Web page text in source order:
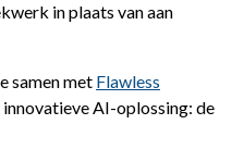
in plaats van aan
samen met Flawless
innovatieve AI-oplossing: de